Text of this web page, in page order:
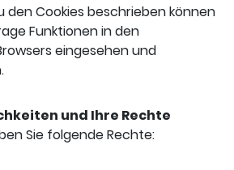
den Cookies beschrieben können
Funktionen in den
eingesehen und
und Ihre Rechte
Sie folgende Rechte: